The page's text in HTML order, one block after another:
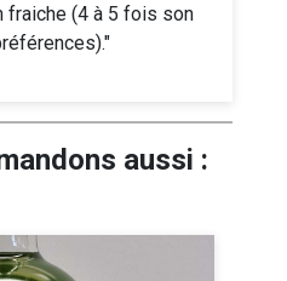
fraiche (4 à 5 fois son
aussi :